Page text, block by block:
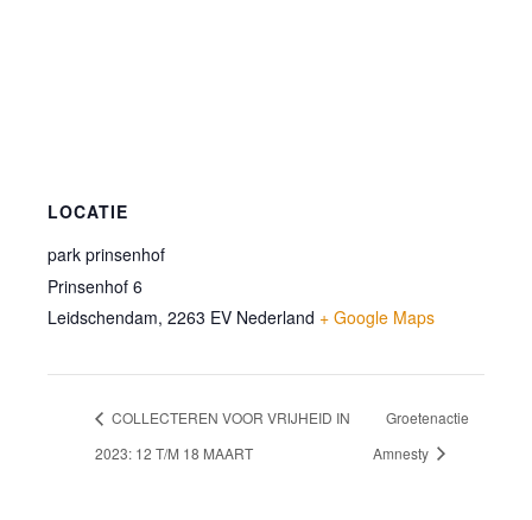
LOCATIE
park prinsenhof
Prinsenhof 6
Leidschendam, 2263 EV Nederland + Google Maps
COLLECTEREN VOOR VRIJHEID IN
2023: 12 T/M 18 MAART
Groetenactie
Amnesty